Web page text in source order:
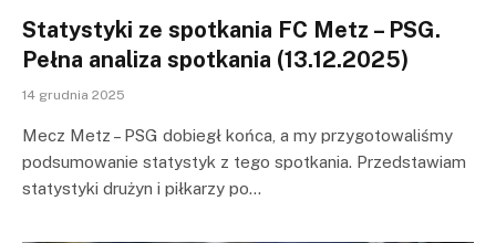
Statystyki ze spotkania FC Metz – PSG.
Pełna analiza spotkania (13.12.2025)
14 grudnia 2025
Mecz Metz – PSG dobiegł końca, a my przygotowaliśmy
podsumowanie statystyk z tego spotkania. Przedstawiam
statystyki drużyn i piłkarzy po…